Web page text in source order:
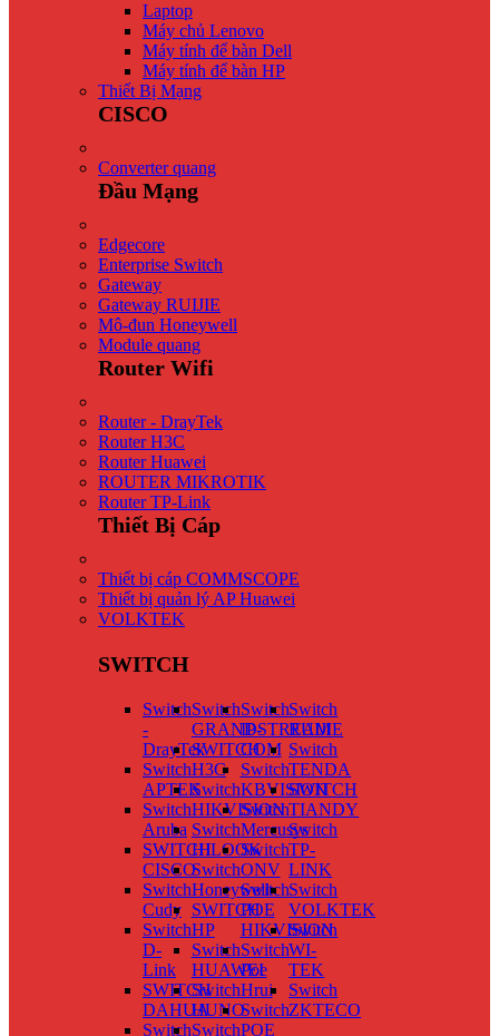
Laptop
Máy chủ Lenovo
Máy tính để bàn Dell
Máy tính để bàn HP
Thiết Bị Mạng
CISCO
Converter quang
Đầu Mạng
Edgecore
Enterprise Switch
Gateway
Gateway RUIJIE
Mô-đun Honeywell
Module quang
Router Wifi
Router - DrayTek
Router H3C
Router Huawei
ROUTER MIKROTIK
Router TP-Link
Thiết Bị Cáp
Thiết bị cáp COMMSCOPE
Thiết bị quản lý AP Huawei
VOLKTEK
SWITCH
Switch
-
DrayTek
Switch
APTEK
Switch
Aruba
SWITCH
CISCO
Switch
Cudy
Switch
D-
Link
SWITCH
DAHUA
Switch
Switch
GRANDSTREAM
SWITCH
H3C
Switch
HIKVISION
Switch
HILOOK
Switch
Honeywell
SWITCH
HP
Switch
HUAWEI
Switch
HUNO
Switch
Switch
IP-
COM
Switch
KBVISION
Switch
Mercusys
Switch
ONV
Switch
POE
HIKVISION
Switch
Poe
Hrui
Switch
POE
Switch
RUIJIE
Switch
TENDA
SWITCH
TIANDY
Switch
TP-
LINK
Switch
VOLKTEK
Switch
WI-
TEK
Switch
ZKTECO